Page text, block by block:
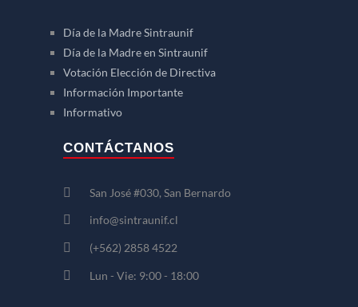
Día de la Madre Sintraunif
Día de la Madre en Sintraunif
Votación Elección de Directiva
Información Importante
Informativo
CONTÁCTANOS
San José #030, San Bernardo
info@sintraunif.cl
(+562) 2858 4522
Lun - Vie: 9:00 - 18:00